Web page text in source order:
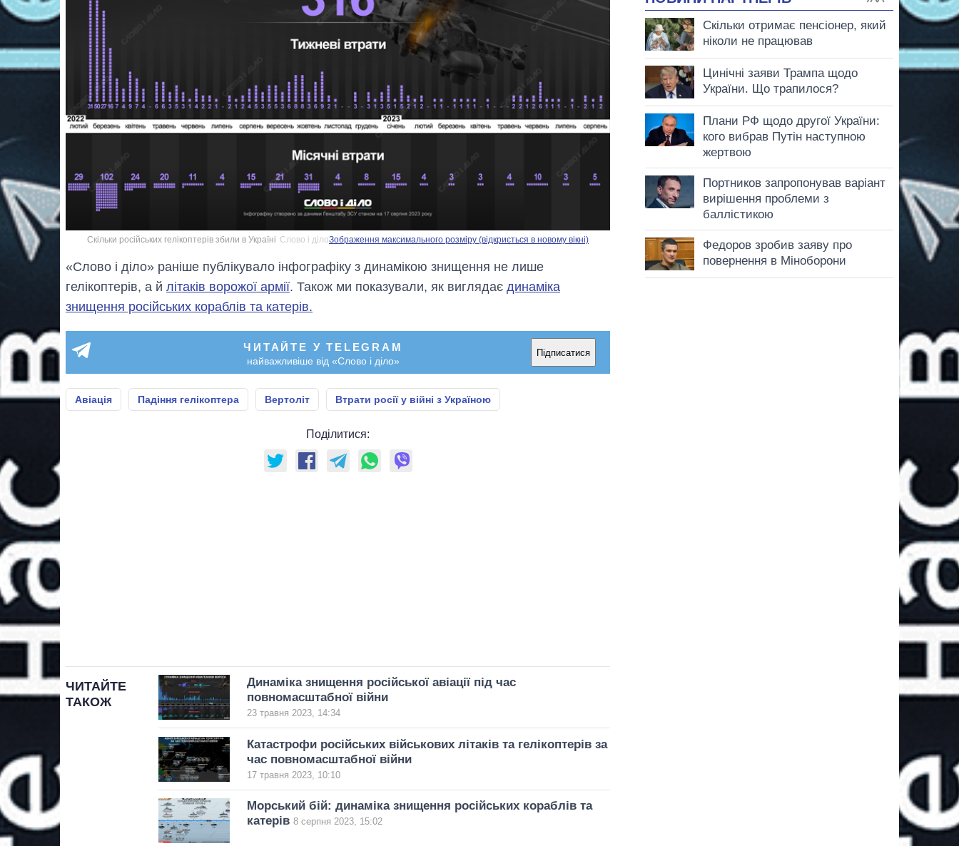
Скільки російських гелікоптерів збили в Україні Слово і ділоЗображення максимального розміру (відкриється в новому вікні)
«Слово і діло» раніше публікувало інфографіку з динамікою знищення не лише
гелікоптерів, а й літаків ворожої армії. Також ми показували, як виглядає динаміка
знищення російських кораблів та катерів.
ЧИТАЙТЕ У TELEGRAM
найважливіше від «Слово і діло»
Підписатися
Авіація Падіння гелікоптера Вертоліт Втрати росії у війні з Україною
Поділитися:
ЧИТАЙТЕ
ТАКОЖ
Динаміка знищення російської авіації під час
повномасштабної війни
23 травня 2023, 14:34
Катастрофи російських військових літаків та гелікоптерів за
час повномасштабної війни
17 травня 2023, 10:10
Морський бій: динаміка знищення російських кораблів та
катерів 8 серпня 2023, 15:02